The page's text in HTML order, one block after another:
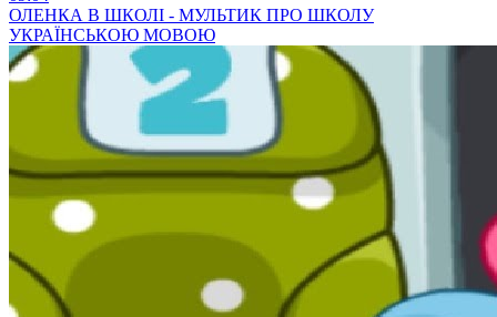
ОЛЕНКА В ШКОЛІ - МУЛЬТИК ПРО ШКОЛУ
УКРАЇНСЬКОЮ МОВОЮ